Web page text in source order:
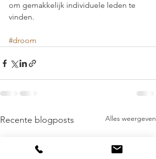
om gemakkelijk individuele leden te
vinden.
#droom
Recente blogposts Alles weergeven